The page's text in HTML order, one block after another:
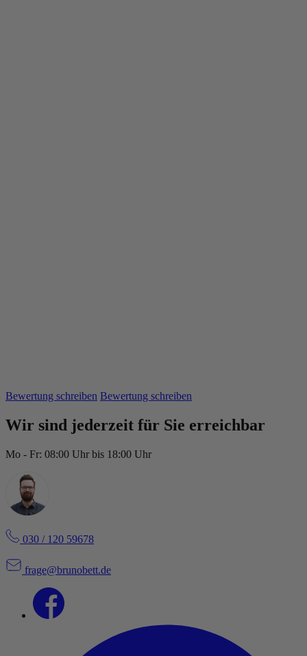
Bewertung schreiben Bewertung schreiben
Wir sind jederzeit für Sie erreichbar
Mo - Fr: 08:00 Uhr bis 18:00 Uhr
030 / 120 59678
frage@brunobett.de